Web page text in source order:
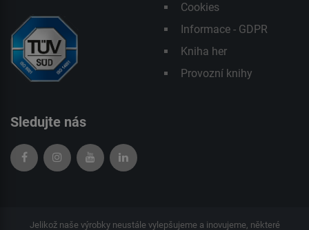
Cookies
Informace - GDPR
Kniha her
Provozní knihy
Sledujte nás
Jelikož naše výrobky neustále vylepšujeme a inovujeme, některé